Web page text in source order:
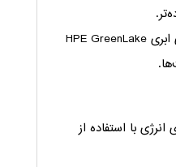
– یکپارچگی با سرویس‌های ابری HPE GreenLake
با استفاده از